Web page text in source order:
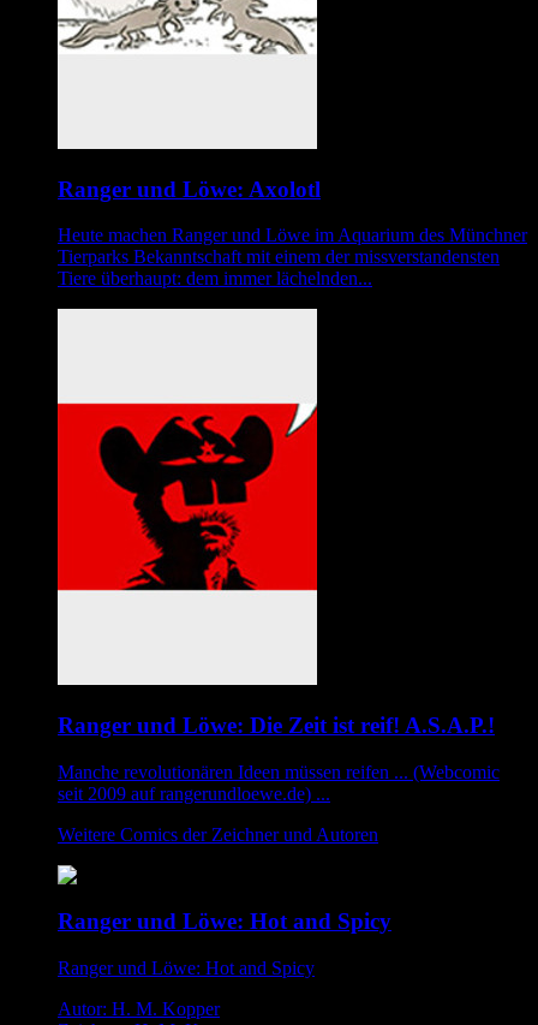
Ranger und Löwe: Axolotl
Heute machen Ranger und Löwe im Aquarium des Münchner
Tierparks Bekanntschaft mit einem der missverstandensten
Tiere überhaupt: dem immer lächelnden...
Ranger und Löwe: Die Zeit ist reif! A.S.A.P.!
Manche revolutionären Ideen müssen reifen ... (Webcomic
seit 2009 auf rangerundloewe.de) ...
Weitere Comics der Zeichner und Autoren
Ranger und Löwe: Hot and Spicy
Ranger und Löwe: Hot and Spicy
Autor: H. M. Kopper